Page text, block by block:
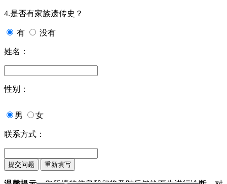
4.是否有家族遗传史？
有 没有
姓名：
性别：
男 女
联系方式：